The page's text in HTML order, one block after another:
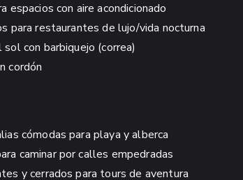
espacios con aire acondicionado
para restaurantes de lujo/vida nocturna
con barbiquejo (correa)
cordón
cómodas para playa y alberca
caminar por calles empedradas
y cerrados para tours de aventura